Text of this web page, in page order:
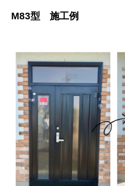
M83型 施工例